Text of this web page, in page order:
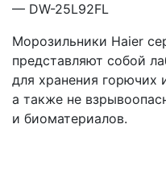
— DW-25L92FL
Морозильники Haier
представляют собой
для хранения горючих
а также не
и биоматериалов.